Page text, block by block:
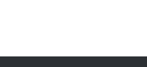
光热示范电站